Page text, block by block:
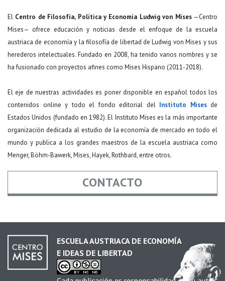
El Centro de Filosofía, Política y Economía Ludwig von Mises—Centro
Mises— ofrece educación y noticias desde el enfoque de la escuela
austriaca de economía y la filosofía de libertad de Ludwig von Mises y sus
herederos intelectuales. Fundado en 2008, ha tenido varios nombres y se
ha fusionado con proyectos afines como Mises Hispano (2011-2018).
El eje de nuestras actividades es poner disponible en español todos los
contenidos online y todo el fondo editorial del Instituto Misesde
Estados Unidos (fundado en 1982). El Instituto Mises es la más importante
organización dedicada al estudio de la economía de mercado en todo el
mundo y publica a los grandes maestros de la escuela austriaca como
Menger, Böhm-Bawerk, Mises, Hayek, Rothbard, entre otros.
CONTACTO
Email *
ESCUELA AUSTRIACA DE ECONOMÍA
E IDEAS DE LIBERTAD